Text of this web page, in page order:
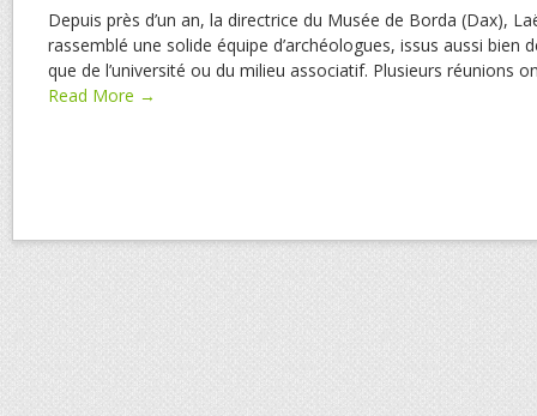
Depuis près d’un an, la directrice du Musée de Borda (Dax),
rassemblé une solide équipe d’archéologues, issus aussi bien
que de l’université ou du milieu associatif. Plusieurs réunions
Read More →